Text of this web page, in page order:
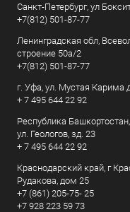
Санкт-Петербург, ул
+7(812) 501-87-77
Ленинградская обл,
строение 50а/2
+7(812) 501-87-77
г. Уфа, ул. Мустая Карима
+ 7 495 644 22 92
Республика
ул. Геологов, зд. 23
+ 7 495 644 22 92
Краснодарский край, г
Рудакова, дом 25
+7 (861) 205-75- 25
+7 928 223 59 73